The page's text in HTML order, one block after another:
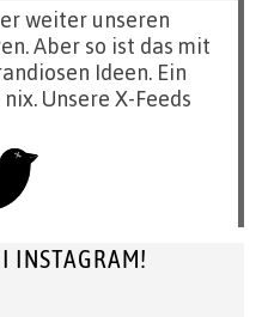
weiter unseren
Aber so ist das mit
Ideen. Ein
Unsere X-Feeds
INSTAGRAM!